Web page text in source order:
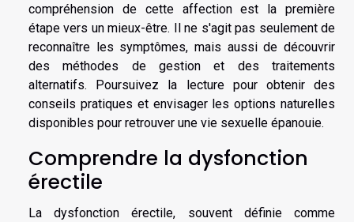
compréhension de cette affection est la première
étape vers un mieux-être. Il ne s'agit pas seulement de
reconnaître les symptômes, mais aussi de découvrir
des méthodes de gestion et des traitements
alternatifs. Poursuivez la lecture pour obtenir des
conseils pratiques et envisager les options naturelles
disponibles pour retrouver une vie sexuelle épanouie.
Comprendre la dysfonction
érectile
La dysfonction érectile, souvent définie comme